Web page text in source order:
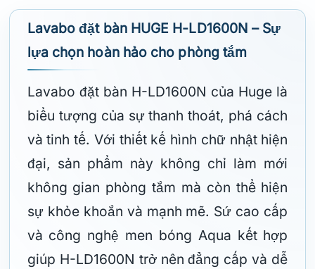
Lavabo đặt bàn HUGE H-LD1600N – Sự
lựa chọn hoàn hảo cho phòng tắm
Lavabo đặt bàn H-LD1600N của Huge là
biểu tượng của sự thanh thoát, phá cách
và tinh tế. Với thiết kế hình chữ nhật hiện
đại, sản phẩm này không chỉ làm mới
không gian phòng tắm mà còn thể hiện
sự khỏe khoắn và mạnh mẽ. Sứ cao cấp
và công nghệ men bóng Aqua kết hợp
giúp H-LD1600N trở nên đẳng cấp và dễ